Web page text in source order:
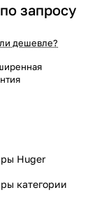
запросу
дешевле?
Huger
категории